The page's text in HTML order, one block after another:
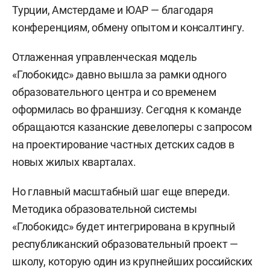
Турции, Амстердаме и ЮАР — благодаря
конференциям, обмену опытом и консалтингу.
Отлаженная управленческая модель
«Глобокидс» давно вышла за рамки одного
образовательного центра и со временем
оформилась во франшизу. Сегодня к команде
обращаются казанские девелоперы с запросом
на проектирование частных детских садов в
новых жилых кварталах.
Но главный масштабный шаг еще впереди.
Методика образовательной системы
«Глобокидс» будет интегрирована в крупный
республиканский образовательный проект —
школу, которую один из крупнейших российских